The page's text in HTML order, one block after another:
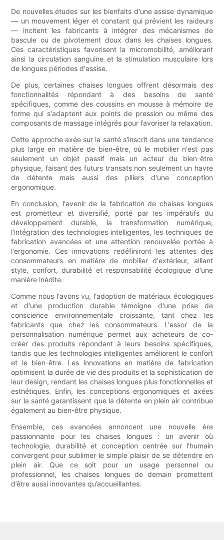
De nouvelles études sur les bienfaits d'une assise dynamique
— un mouvement léger et constant qui prévient les raideurs
— incitent les fabricants à intégrer des mécanismes de
bascule ou de pivotement doux dans les chaises longues.
Ces caractéristiques favorisent la micromobilité, améliorant
ainsi la circulation sanguine et la stimulation musculaire lors
de longues périodes d'assise.
De plus, certaines chaises longues offrent désormais des
fonctionnalités répondant à des besoins de santé
spécifiques, comme des coussins en mousse à mémoire de
forme qui s'adaptent aux points de pression ou même des
composants de massage intégrés pour favoriser la relaxation.
Cette approche axée sur la santé s'inscrit dans une tendance
plus large en matière de bien-être, où le mobilier n'est pas
seulement un objet passif mais un acteur du bien-être
physique, faisant des futurs transats non seulement un havre
de détente mais aussi des piliers d'une conception
ergonomique.
En conclusion, l'avenir de la fabrication de chaises longues
est prometteur et diversifié, porté par les impératifs du
développement durable, la transformation numérique,
l'intégration des technologies intelligentes, les techniques de
fabrication avancées et une attention renouvelée portée à
l'ergonomie. Ces innovations redéfiniront les attentes des
consommateurs en matière de mobilier d'extérieur, alliant
style, confort, durabilité et responsabilité écologique d'une
manière inédite.
Comme nous l'avons vu, l'adoption de matériaux écologiques
et d'une production durable témoigne d'une prise de
conscience environnementale croissante, tant chez les
fabricants que chez les consommateurs. L'essor de la
personnalisation numérique permet aux acheteurs de co-
créer des produits répondant à leurs besoins spécifiques,
tandis que les technologies intelligentes améliorent le confort
et le bien-être. Les innovations en matière de fabrication
optimisent la durée de vie des produits et la sophistication de
leur design, rendant les chaises longues plus fonctionnelles et
esthétiques. Enfin, les conceptions ergonomiques et axées
sur la santé garantissent que la détente en plein air contribue
également au bien-être physique.
Ensemble, ces avancées annoncent une nouvelle ère
passionnante pour les chaises longues : un avenir où
technologie, durabilité et conception centrée sur l’humain
convergent pour sublimer le simple plaisir de se détendre en
plein air. Que ce soit pour un usage personnel ou
professionnel, les chaises longues de demain promettent
d’être aussi innovantes qu’accueillantes.